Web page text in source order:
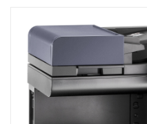
Büromaschinen
Marken